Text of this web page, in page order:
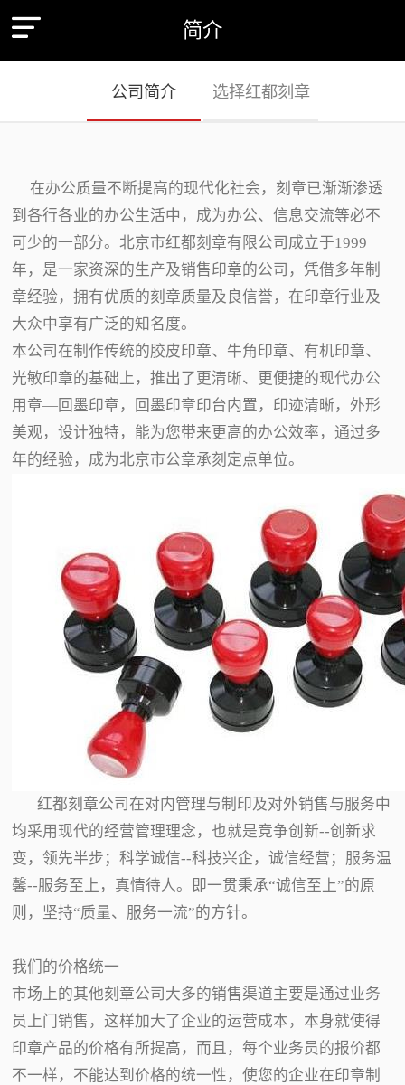
简介
公司简介 选择红都刻章
在办公质量不断提高的现代化社会，刻章已渐渐渗透
到各行各业的办公生活中，成为办公、信息交流等必不
可少的一部分。北京市红都刻章有限公司成立于1999
年，是一家资深的生产及销售印章的公司，凭借多年制
章经验，拥有优质的刻章质量及良信誉，在印章行业及
大众中享有广泛的知名度。
本公司在制作传统的胶皮印章、牛角印章、有机印章、
光敏印章的基础上，推出了更清晰、更便捷的现代办公
用章—回墨印章，回墨印章印台内置，印迹清晰，外形
美观，设计独特，能为您带来更高的办公效率，通过多
年的经验，成为北京市公章承刻定点单位。
红都刻章公司在对内管理与制印及对外销售与服务中
均采用现代的经营管理理念，也就是竞争创新--创新求
变，领先半步；科学诚信--科技兴企，诚信经营；服务温
馨--服务至上，真情待人。即一贯秉承“诚信至上”的原
则，坚持“质量、服务一流”的方针。
我们的价格统一
市场上的其他刻章公司大多的销售渠道主要是通过业务
员上门销售，这样加大了企业的运营成本，本身就使得
印章产品的价格有所提高，而且，每个业务员的报价都
不一样，不能达到价格的统一性，使您的企业在印章制